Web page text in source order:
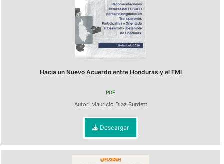
Hacia un Nuevo Acuerdo entre Honduras y el FMI
PDF
Autor: Mauricio Díaz Burdett
Descargar